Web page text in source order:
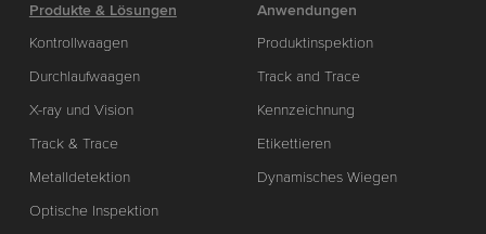
Produkte & Lösungen
Kontrollwaagen
Durchlaufwaagen
X-ray und Vision
Track & Trace
Metalldetektion
Optische Inspektion
Anwendungen
Produktinspektion
Track and Trace
Kennzeichnung
Etikettieren
Dynamisches Wiegen